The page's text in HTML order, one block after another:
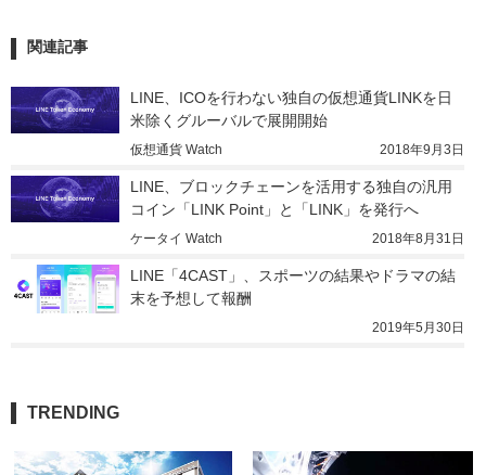
関連記事
LINE、ICOを行わない独自の仮想通貨LINKを日
米除くグルーバルで展開開始
仮想通貨 Watch 2018年9月3日
LINE、ブロックチェーンを活用する独自の汎用
コイン「LINK Point」と「LINK」を発行へ
ケータイ Watch 2018年8月31日
LINE「4CAST」、スポーツの結果やドラマの結
末を予想して報酬
2019年5月30日
TRENDING